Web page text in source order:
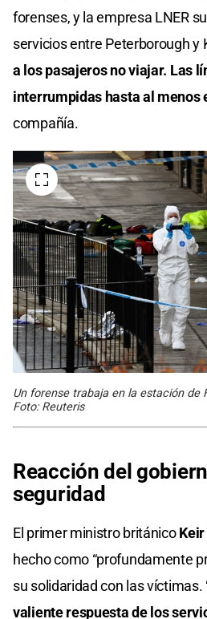
forenses, y la empresa LNER
servicios entre Peterborough y
a los pasajeros no viajar. Las
interrumpidas hasta al menos
compañía.
Un forense trabaja en la estación de
Foto: Reuteris
Reacción del
seguridad
El primer ministro británico
hecho como “profundamente
su solidaridad con las víctimas.
valiente respuesta de los